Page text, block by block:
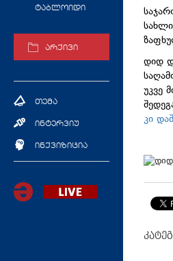
ტაბლოიდი
არქივი
თემა
ინტერვიუ
ინქვიზიცია
დიდ
უკვე
კი